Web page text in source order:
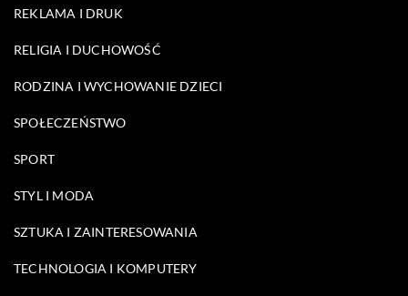
REKLAMA I DRUK
RELIGIA I DUCHOWOŚĆ
RODZINA I WYCHOWANIE DZIECI
SPOŁECZEŃSTWO
SPORT
STYL I MODA
SZTUKA I ZAINTERESOWANIA
TECHNOLOGIA I KOMPUTERY